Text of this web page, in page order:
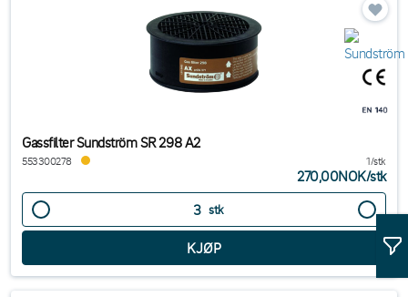
Gassfilter Sundström SR 298 A2
553300278 1/stk
270,00NOK/stk
stk